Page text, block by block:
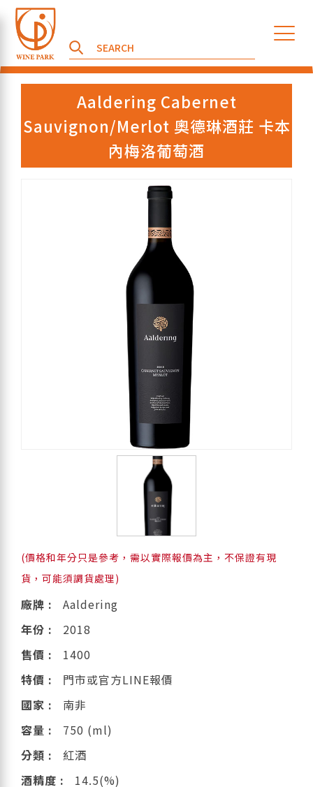
Aaldering Cabernet
Sauvignon/Merlot 奧德琳酒莊 卡本
內梅洛葡萄酒
(價格和年分只是參考，需以實際報價為主，不保證有現
貨，可能須調貨處理)
廠牌 :
Aaldering
年份 :
2018
售價 :
1400
特價 :
門市或官方LINE報價
國家 :
南非
容量 :
750 (ml)
分類 :
紅酒
酒精度 :
14.5(%)